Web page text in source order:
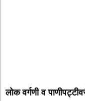
लोक वर्गणी व